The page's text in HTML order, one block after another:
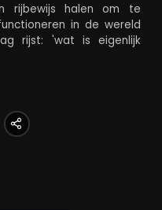
rijbewijs halen om te
in de wereld
rijst: 'wat is eigenlijk